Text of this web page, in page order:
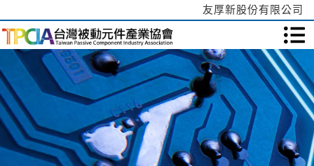
友厚新股份有限公司